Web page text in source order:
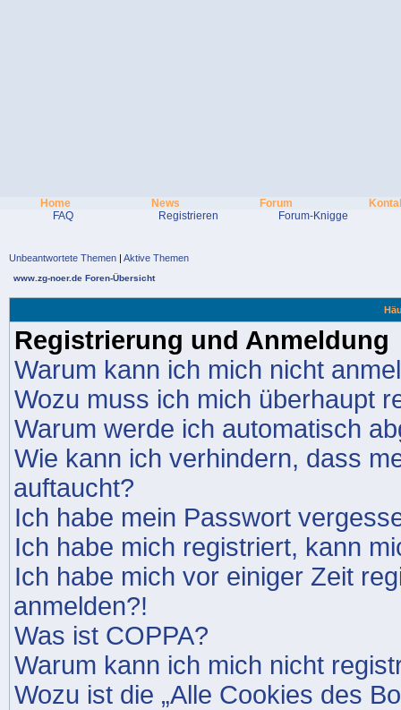
Home News Forum
FAQ
Registrieren Forum-Knigge
Unbeantwortete Themen | Aktive Themen
www.zg-noer.de Foren-Übersicht
Registrierung und Anmeldung
Warum kann ich mich nicht
Wozu muss ich mich überhaupt
Warum werde ich automatisch
Wie kann ich verhindern, dass
auftaucht?
Ich habe mein Passwort
Ich habe mich registriert, kann
Ich habe mich vor einiger Zeit
anmelden?!
Was ist COPPA?
Warum kann ich mich nicht
Wozu ist die „Alle Cookies des